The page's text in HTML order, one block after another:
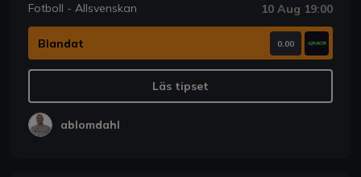
Fotboll - Allsvenskan 10 Aug 19:00
Blandat 0.00
Läs tipset
ablomdahl